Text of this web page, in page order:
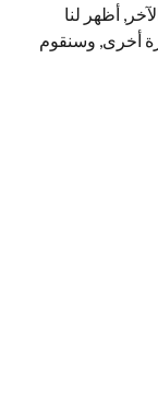
أظهر لنا
أخرى, وسنقوم